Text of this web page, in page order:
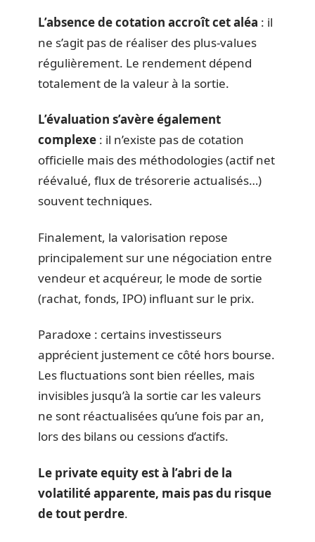
L’absence de cotation accroît cet aléa : il
ne s’agit pas de réaliser des plus-values
régulièrement. Le rendement dépend
totalement de la valeur à la sortie.
L’évaluation s’avère également
complexe : il n’existe pas de cotation
officielle mais des méthodologies (actif net
réévalué, flux de trésorerie actualisés…)
souvent techniques.
Finalement, la valorisation repose
principalement sur une négociation entre
vendeur et acquéreur, le mode de sortie
(rachat, fonds, IPO) influant sur le prix.
Paradoxe : certains investisseurs
apprécient justement ce côté hors bourse.
Les fluctuations sont bien réelles, mais
invisibles jusqu’à la sortie car les valeurs
ne sont réactualisées qu’une fois par an,
lors des bilans ou cessions d’actifs.
Le private equity est à l’abri de la
volatilité apparente, mais pas du risque
de tout perdre.